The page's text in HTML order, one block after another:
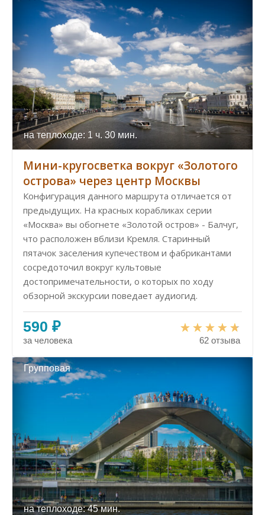
на теплоходе: 1 ч. 30 мин.
Мини-кругосветка вокруг «Золотого
острова» через центр Москвы
Конфигурация данного маршрута отличается от
предыдущих. На красных корабликах серии
«Москва» вы обогнете «Золотой остров» - Балчуг,
что расположен вблизи Кремля. Старинный
пятачок заселения купечеством и фабрикантами
сосредоточил вокруг культовые
достопримечательности, о которых по ходу
обзорной экскурсии поведает аудиогид.
590 ₽
за человека 62 отзыва
Групповая
на теплоходе: 45 мин.